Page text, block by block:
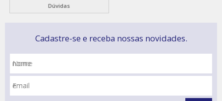
Dúvidas
Cadastre-se e receba nossas novidades.
Nome
Email